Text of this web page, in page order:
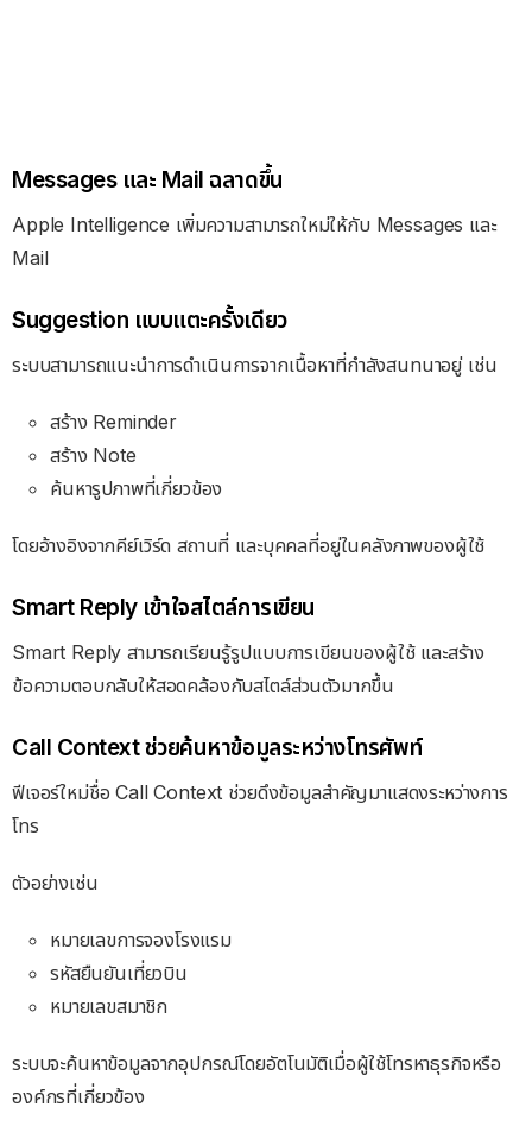
Messages และ Mail ฉลาดขึ้น
Apple Intelligence เพิ่มความสามารถใหม่ให้กับ Messages และ
Mail
Suggestion แบบแตะครั้งเดียว
ระบบสามารถแนะนำการดำเนินการจากเนื้อหาที่กำลังสนทนาอยู่ เช่น
สร้าง Reminder
สร้าง Note
ค้นหารูปภาพที่เกี่ยวข้อง
โดยอ้างอิงจากคีย์เวิร์ด สถานที่ และบุคคลที่อยู่ในคลังภาพของผู้ใช้
Smart Reply เข้าใจสไตล์การเขียน
Smart Reply สามารถเรียนรู้รูปแบบการเขียนของผู้ใช้ และสร้าง
ข้อความตอบกลับให้สอดคล้องกับสไตล์ส่วนตัวมากขึ้น
Call Context ช่วยค้นหาข้อมูลระหว่างโทรศัพท์
ฟีเจอร์ใหม่ชื่อ Call Context ช่วยดึงข้อมูลสำคัญมาแสดงระหว่างการ
โทร
ตัวอย่างเช่น
หมายเลขการจองโรงแรม
รหัสยืนยันเที่ยวบิน
หมายเลขสมาชิก
ระบบจะค้นหาข้อมูลจากอุปกรณ์โดยอัตโนมัติเมื่อผู้ใช้โทรหาธุรกิจหรือ
องค์กรที่เกี่ยวข้อง